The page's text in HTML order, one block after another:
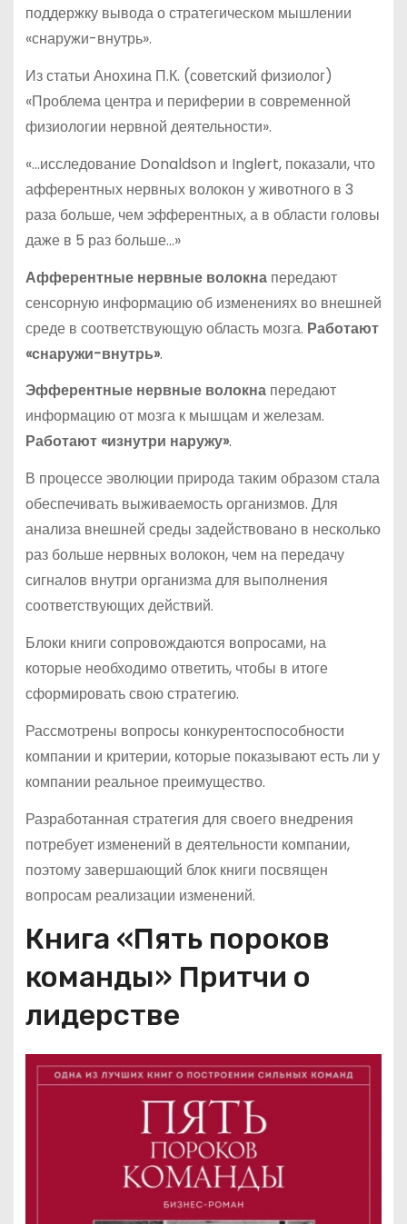
поддержку вывода о стратегическом мышлении
«снаружи-внутрь».
Из статьи Анохина П.К. (советский физиолог)
«Проблема центра и периферии в современной
физиологии нервной деятельности».
«…исследование Donaldson и Inglert, показали, что
афферентных нервных волокон у животного в 3
раза больше, чем эфферентных, а в области головы
даже в 5 раз больше…»
Афферентные нервные волокнапередают
сенсорную информацию об изменениях во внешней
среде в соответствующую область мозга. Работают
«снаружи-внутрь».
Эфферентные нервные волокнапередают
информацию от мозга к мышцам и железам.
Работают «изнутри наружу».
В процессе эволюции природа таким образом стала
обеспечивать выживаемость организмов. Для
анализа внешней среды задействовано в несколько
раз больше нервных волокон, чем на передачу
сигналов внутри организма для выполнения
соответствующих действий.
Блоки книги сопровождаются вопросами, на
которые необходимо ответить, чтобы в итоге
сформировать свою стратегию.
Рассмотрены вопросы конкурентоспособности
компании и критерии, которые показывают есть ли у
компании реальное преимущество.
Разработанная стратегия для своего внедрения
потребует изменений в деятельности компании,
поэтому завершающий блок книги посвящен
вопросам реализации изменений.
Книга «Пять пороков
команды» Притчи о
лидерстве